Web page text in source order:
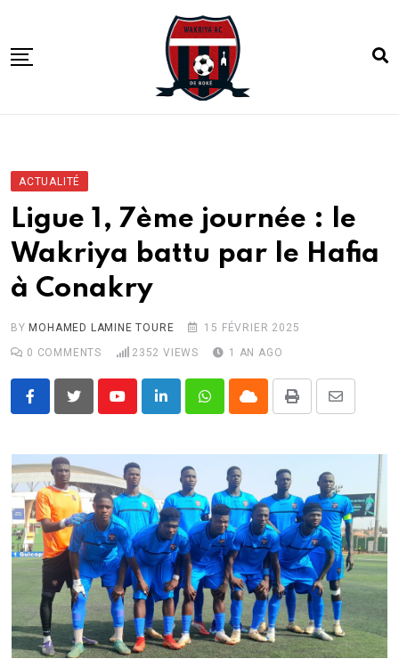
content
COMPETITIONS
CLUB
ACADEMIE
ACTUALITÉ
Ligue 1, 7ème journée : le
Wakriya battu par le Hafia
à Conakry
BYMOHAMED LAMINE TOURE
15 FÉVRIER 2025
0 COMMENTS 2352 VIEWS 1 AN AGO
YoutubeLinkedInWhatsappCloud Print
Share
Email